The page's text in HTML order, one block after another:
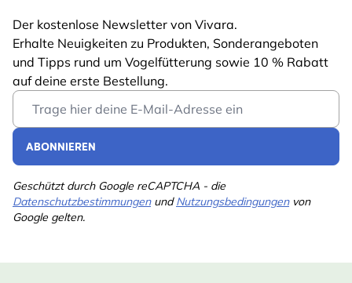
Der kostenlose Newsletter von Vivara.
Erhalte Neuigkeiten zu Produkten, Sonderangeboten
und Tipps rund um Vogelfütterung sowie 10 % Rabatt
auf deine erste Bestellung.
Email Address
ABONNIEREN
Geschützt durch Google reCAPTCHA - die
DatenschutzbestimmungenundNutzungsbedingungenvon
Google gelten.